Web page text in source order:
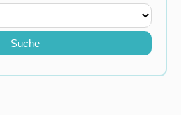
Suche